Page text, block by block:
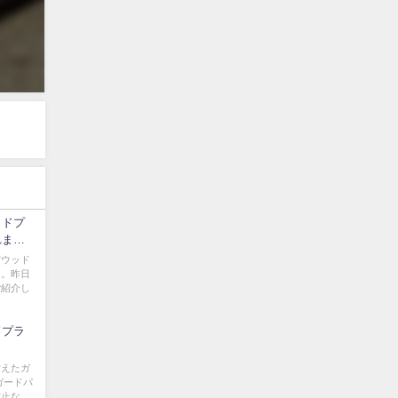
プ
し
ッド
昨日
介し
ラ
たガ
ードパ
な